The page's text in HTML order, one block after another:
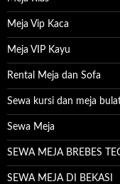
Meja Vip Kaca
Meja VIP Kayu
Rental Meja dan Sofa
Sewa kursi dan meja
Sewa Meja
SEWA MEJA BREBES
SEWA MEJA DI BEKASI